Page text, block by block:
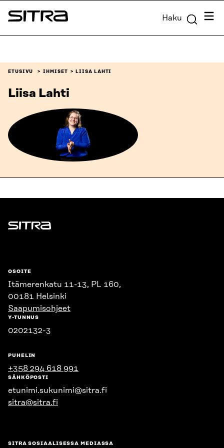
Siirry
suoraan
Sitra Haku
ETUSIVU IHMISET LIISA LAHTI
Liisa Lahti
Sitra
OSOITE
Itämerenkatu 11-13, PL 160,
00181 Helsinki
Saapumisohjeet
Y-TUNNUS
0202132-3
PUHELIN
+358 294 618 991
SÄHKÖPOSTI
etunimi.sukunimi@sitra.fi
sitra@sitra.fi
SITRA SOSIAALISESSA MEDIASSA